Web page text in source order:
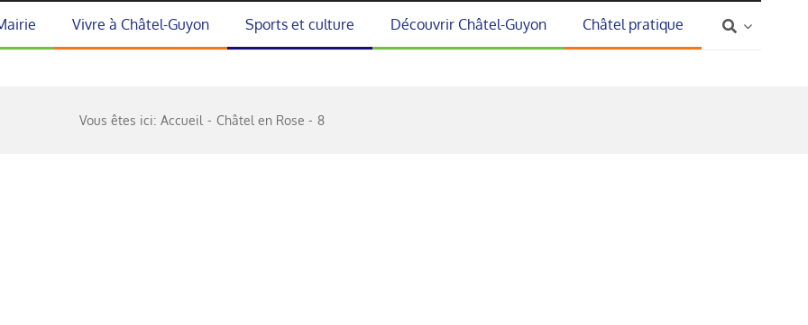
Vivre à Châtel-Guyon Sports et culture Découvrir Châtel-Guyon Châtel pratique
Vous êtes ici: Accueil Châtel en Rose 8